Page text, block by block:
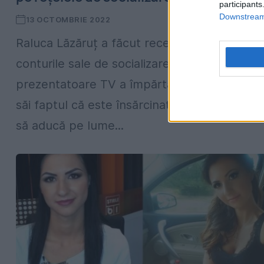
13 OCTOMBRIE 2022
Raluca Lăzăruț a făcut recent un anunț pe
conturile sale de socializare. Fosta
prezentatoare TV a împărtășit admiratorilor
săi faptul că este însărcinată și că urmează
să aducă pe lume...